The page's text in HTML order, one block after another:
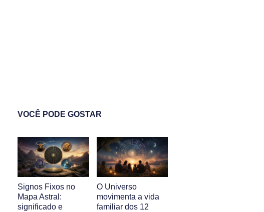
VOCÊ PODE GOSTAR
Signos Fixos no
Mapa Astral:
significado e
O Universo
movimenta a vida
familiar dos 12